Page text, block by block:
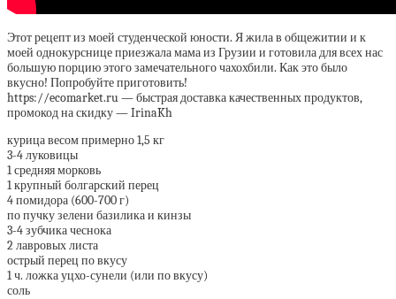
Этот рецепт из моей студенческой юности. Я жила в общежитии и к
моей однокурснице приезжала мама из Грузии и готовила для всех нас
большую порцию этого замечательного чахохбили. Как это было
вкусно! Попробуйте приготовить!
https://ecomarket.ru — быстрая доставка качественных продуктов,
промокод на скидку — IrinaKh
курица весом примерно 1,5 кг
3-4 луковицы
1 средняя морковь
1 крупный болгарский перец
4 помидора (600-700 г)
по пучку зелени базилика и кинзы
3-4 зубчика чеснока
2 лавровых листа
острый перец по вкусу
1 ч. ложка уцхо-сунели (или по вкусу)
соль